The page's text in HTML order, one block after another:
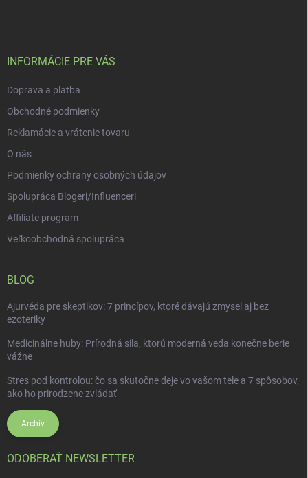
INFORMÁCIE PRE VÁS
Doprava a platba
Obchodné podmienky
Reklamácie a vrátenie tovaru
O nás
Podmienky ochrany osobných údajov
Spolupráca Blogeri/Influenceri
Affiliate program
Veľkoobchodná spolupráca
BLOG
Ajurvéda pre skeptikov: 7 princípov, ktoré dávajú zmysel aj bez
ezoteriky
Medicinálne huby: Prírodná sila, ktorú moderná veda konečne berie
vážne
Stres pod kontrolou: čo sa skutočne deje vo vašom tele a 7 spôsobov,
ako ho prirodzene zvládať
Archív
ODOBERAŤ NEWSLETTER